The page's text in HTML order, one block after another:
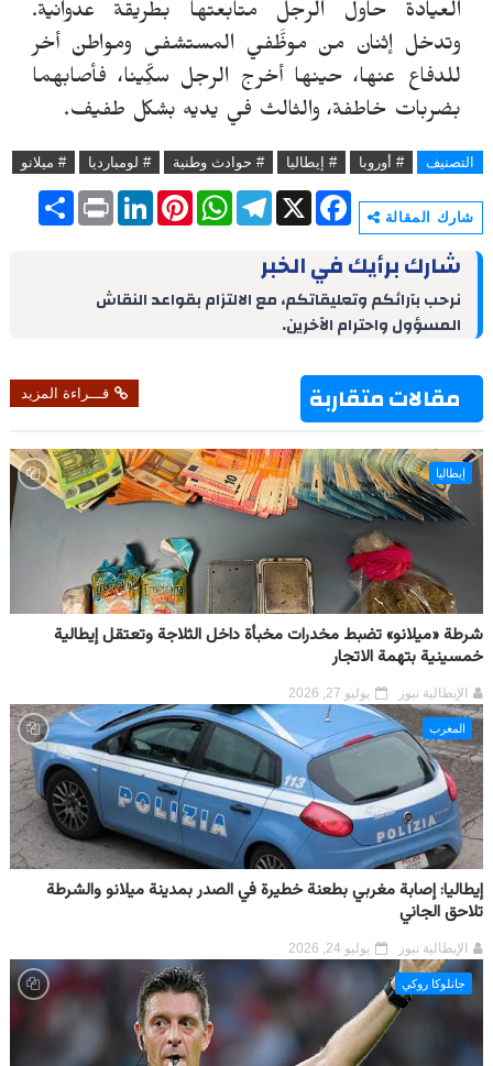
العيادة حاول الرجل متابعتها بطريقة عدوانية.
وتدخل إثنان من موظَّفي المستشفى ومواطن أخر
للدفاع عنها، حينها أخرج الرجل سكِّينا، فأصابهما
بضربات خاطفة، والثالث في يديه بشكل طفيف.
التصنيف # أوروبا # إيطاليا # حوادث وطنية # لومبارديا # ميلانو
شارك المقالة
S
h
P
r
L
I
P
e
W
h
p
T
e
g
a
X
F
a
b
o
k
شارك برأيك في الخبر
نرحب بآرائكم وتعليقاتكم، مع الالتزام بقواعد النقاش
المسؤول واحترام الآخرين.
مقالات متقاربة قـــراءة المزيد
إيطاليا
شرطة «ميلانو» تضبط مخدرات مخبأة داخل الثلاجة وتعتقل إيطالية
خمسينية بتهمة الاتجار
الإيطالية نيوز يوليو 27, 2026
المغرب
إيطاليا: إصابة مغربي بطعنة خطيرة في الصدر بمدينة ميلانو والشرطة
تلاحق الجاني
الإيطالية نيوز يوليو 24, 2026
جانلوكا روكي